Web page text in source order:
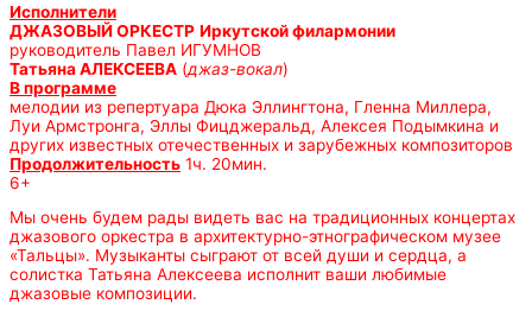
Исполнители
ДЖАЗОВЫЙ ОРКЕСТР Иркутской филармонии
руководитель Павел ИГУМНОВ
Татьяна АЛЕКСЕЕВА (джаз-вокал)
В программе
мелодии из репертуара Дюка Эллингтона, Гленна Миллера,
Луи Армстронга, Эллы Фицджеральд, Алексея Подымкина и
других известных отечественных и зарубежных композиторов
Продолжительность 1ч. 20мин.
6+
Мы очень будем рады видеть вас на традиционных концертах
джазового оркестра в архитектурно-этнографическом музее
«Тальцы». Музыканты сыграют от всей души и сердца, а
солистка Татьяна Алексеева исполнит ваши любимые
джазовые композиции.